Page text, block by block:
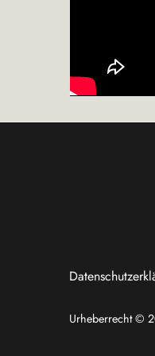
Urheberrecht ©